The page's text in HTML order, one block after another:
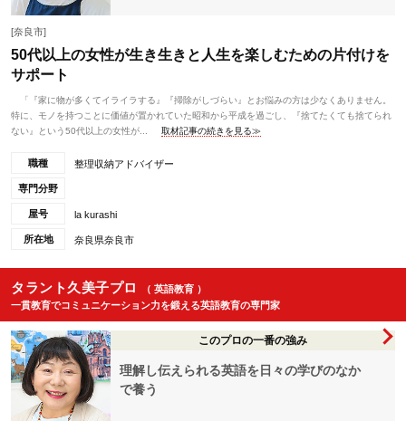
[奈良市]
50代以上の女性が生き生きと人生を楽しむための片付けを
サポート
「『家に物が多くてイライラする』『掃除がしづらい』とお悩みの方は少なくありません。
特に、モノを持つことに価値が置かれていた昭和から平成を過ごし、『捨てたくても捨てられ
ない』という50代以上の女性が...
取材記事の続きを見る≫
職種 整理収納アドバイザー
専門分野
屋号 la kurashi
所在地 奈良県奈良市
タラント久美子プロ
（ 英語教育 ）
一貫教育でコミュニケーション力を鍛える英語教育の専門家
このプロの一番の強み
理解し伝えられる英語を日々の学びのなか
で養う